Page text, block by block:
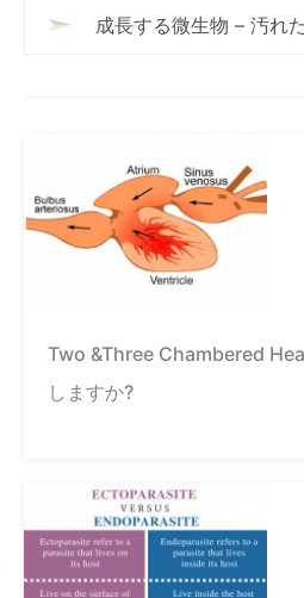
成長する微生物 – 汚れ
Two &Three Chambered
しますか?